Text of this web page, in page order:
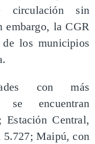
circulación sin
embargo, la CGR
los municipios
con más
se encuentran
Estación Central,
5.727; Maipú, con